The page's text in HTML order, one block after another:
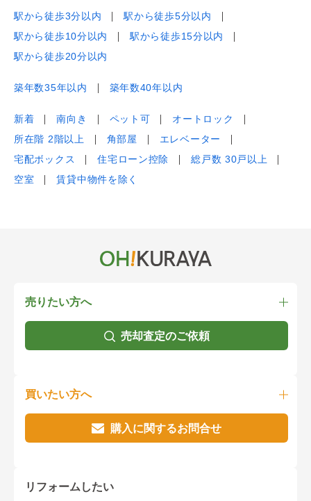
駅から徒歩3分以内
駅から徒歩5分以内
駅から徒歩10分以内
駅から徒歩15分以内
駅から徒歩20分以内
築年数35年以内 築年数40年以内
新着 南向き ペット可
オートロック
所在階 2階以上
角部屋
エレベーター
宅配ボックス
住宅ローン控除
総戸数 30戸以上
空室
賃貸中物件を除く
売りたい方へ
売却査定のご依頼
買いたい方へ
購入に関するお問合せ
リフォームしたい